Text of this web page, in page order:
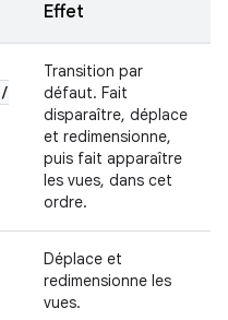
Effet
/
Transition par
défaut. Fait
disparaître, déplace
et redimensionne,
puis fait apparaître
les vues, dans cet
ordre.
Déplace et
redimensionne les
vues.